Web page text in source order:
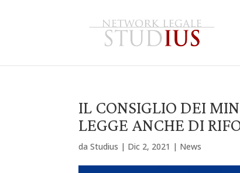
IL CONSIGLIO DEI
LEGGE ANCHE DI
daStudius | Dic 2, 2021 | News